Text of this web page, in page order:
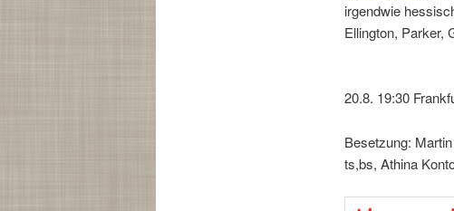
irgendwie
Ellington, Parker,
20.8. 19:30
Besetzung:
ts,bs, Athina